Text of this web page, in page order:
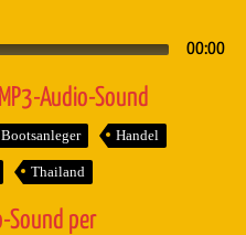
00:00
Audio-Sound
Bootsanleger Handel
Thailand
Sound per